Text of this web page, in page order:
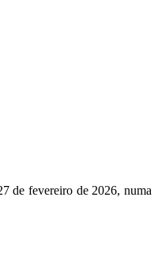
de fevereiro de 2026, numa